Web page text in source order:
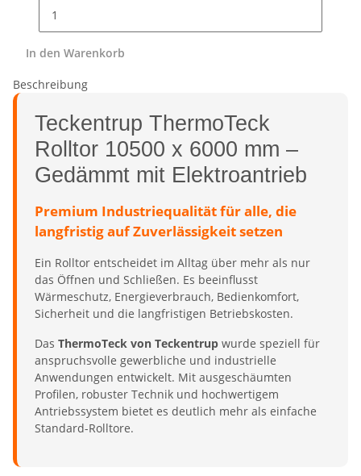
In den Warenkorb
Beschreibung
Teckentrup ThermoTeck
Rolltor 10500 x 6000 mm –
Gedämmt mit Elektroantrieb
Premium Industriequalität für alle, die
langfristig auf Zuverlässigkeit setzen
Ein Rolltor entscheidet im Alltag über mehr als nur
das Öffnen und Schließen. Es beeinflusst
Wärmeschutz, Energieverbrauch, Bedienkomfort,
Sicherheit und die langfristigen Betriebskosten.
Das ThermoTeck von Teckentrup wurde speziell für
anspruchsvolle gewerbliche und industrielle
Anwendungen entwickelt. Mit ausgeschäumten
Profilen, robuster Technik und hochwertigem
Antriebssystem bietet es deutlich mehr als einfache
Standard-Rolltore.